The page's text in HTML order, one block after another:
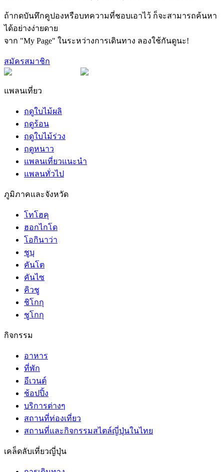
ถ้ากดบันทึกคูปองหรือบทความที่ชอบเอาไว้ ก็จะสามารถค้นหา
ได้อย่างง่ายดาย
จาก "My Page" ในระหว่างการเดินทาง ลองใช้กันดูนะ!
สมัครสมาชิก
แพลนเที่ยว
ฤดูใบไม้ผลิ
ฤดูร้อน
ฤดูใบไม้ร่วง
ฤดูหนาว
แพลนเที่ยวแนะนำ
แพลนทั่วไป
ภูมิภาคและจังหวัด
โทโฮคุ
ฮอกไกโด
โอกินาว่า
ชูบุ
คันโต
คันไซ
คิวชู
ชิโกกุ
ชูโกกุ
กิจกรรม
อาหาร
ที่พัก
อีเวนต์
ช้อปปิ้ง
บริการต่างๆ
สถานที่ท่องเที่ยว
สถานที่และกิจกรรมสไตล์ญี่ปุ่นในไทย
เคล็ดลับเที่ยวญี่ปุ่น